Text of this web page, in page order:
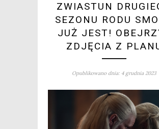
ZWIASTUN
SEZONU RODU
JUŻ JEST!
ZDJĘCIA Z
Opublikowano dnia: 4 grudnia 2023